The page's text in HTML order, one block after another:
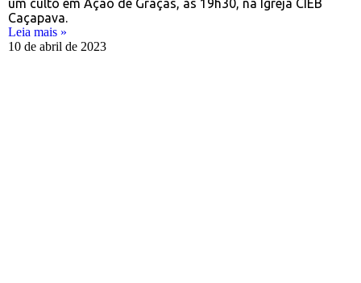
um culto em Ação de Graças, às 19h30, na Igreja CIEB
Caçapava.
Leia mais »
10 de abril de 2023